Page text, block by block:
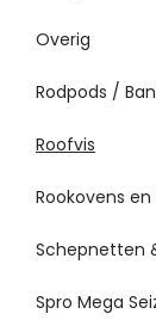
Overig
Rodpods /
Roofvis
Rookovens
Schepnetten
Spro Mega